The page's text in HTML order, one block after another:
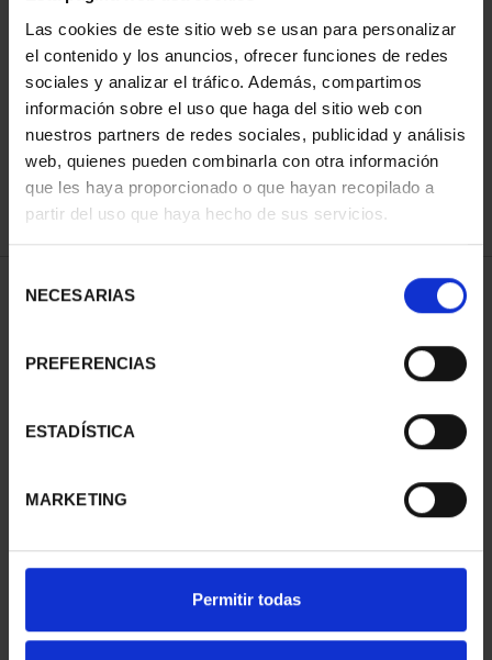
Las cookies de este sitio web se usan para personalizar
el contenido y los anuncios, ofrecer funciones de redes
sociales y analizar el tráfico. Además, compartimos
información sobre el uso que haga del sitio web con
nuestros partners de redes sociales, publicidad y análisis
web, quienes pueden combinarla con otra información
que les haya proporcionado o que hayan recopilado a
partir del uso que haya hecho de sus servicios.
NECESARIAS
PREFERENCIAS
ESTADÍSTICA
MARKETING
Permitir todas
ORDENAR POR:
REFINAR
1 Productos encontrados
REALES